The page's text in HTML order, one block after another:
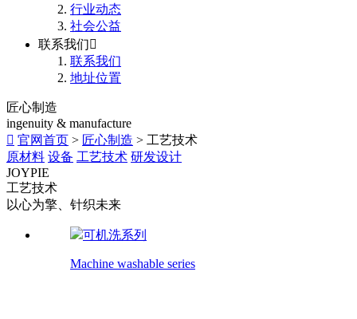
行业动态
社会公益
联系我们
联系我们
地址位置
匠心制造
ingenuity & manufacture
 官网首页 > 匠心制造 > 工艺技术
原材料 设备 工艺技术 研发设计
JOYPIE
工艺技术
以心为擎、针织未来
可机洗系列
Machine washable series